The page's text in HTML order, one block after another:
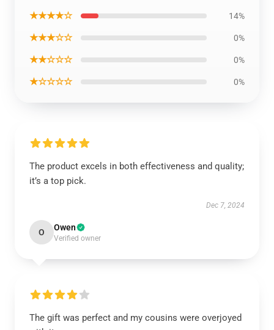
★★★★☆ 14%
★★★☆☆ 0%
★★☆☆☆ 0%
★☆☆☆☆ 0%
The product excels in both effectiveness and quality;
it’s a top pick.
Dec 7, 2024
O Owen
Verified owner
The gift was perfect and my cousins were overjoyed